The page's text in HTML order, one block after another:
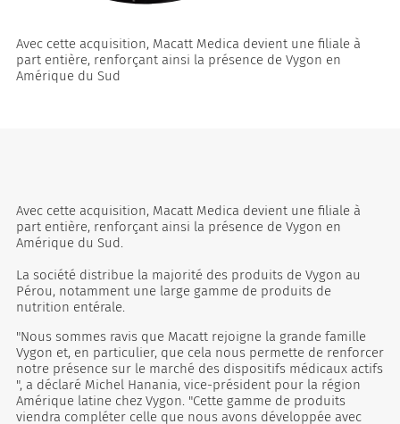
Avec cette acquisition, Macatt Medica devient une filiale à
part entière, renforçant ainsi la présence de Vygon en
Amérique du Sud
Avec cette acquisition, Macatt Medica devient une filiale à
part entière, renforçant ainsi la présence de Vygon en
Amérique du Sud.
La société distribue la majorité des produits de Vygon au
Pérou, notamment une large gamme de produits de
nutrition entérale.
"Nous sommes ravis que Macatt rejoigne la grande famille
Vygon et, en particulier, que cela nous permette de renforcer
notre présence sur le marché des dispositifs médicaux actifs
", a déclaré Michel Hanania, vice-président pour la région
Amérique latine chez Vygon. "Cette gamme de produits
viendra compléter celle que nous avons développée avec